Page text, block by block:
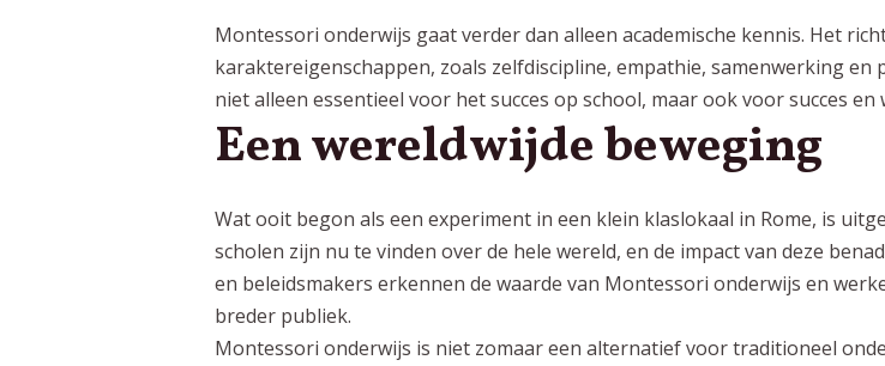
Montessori onderwijs gaat verder dan alleen academische kennis. Het
karaktereigenschappen, zoals zelfdiscipline, empathie, samenwerking
niet alleen essentieel voor het succes op school, maar ook voor succes en
Een wereldwijde beweging
Wat ooit begon als een experiment in een klein klaslokaal in Rome, is
scholen zijn nu te vinden over de hele wereld, en de impact van deze
en beleidsmakers erkennen de waarde van Montessori onderwijs en
breder publiek.
Montessori onderwijs is niet zomaar een alternatief voor traditioneel